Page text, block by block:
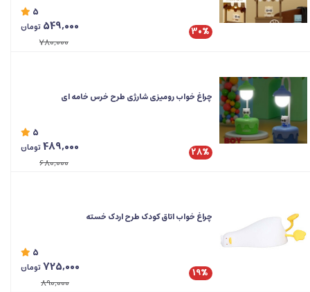
5
30%
549,000 تومان
780,000
چراغ خواب رومیزی شارژی طرح خرس خامه ای
5
28%
489,000تومان
680,000
چراغ خواب اتاق کودک طرح اردک خسته
5
19%
725,000تومان
890,000